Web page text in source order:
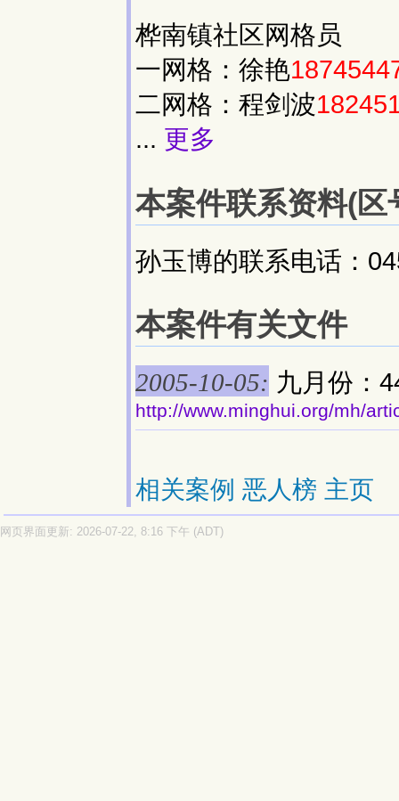
桦南镇社区网格员
一网格：徐艳
二网格：程剑波
... 更多
本案件联系资料(区
孙玉博的联系电话：
本案件有关文件
2005-10-05: 九月份：
http://www.minghui.org/mh/
相关案例 恶人榜 主页
网页界面更新: 2026-07-22, 8:16 下午 (ADT)